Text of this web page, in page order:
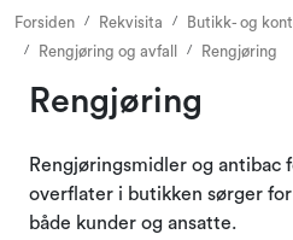
Forsiden Rekvisita
Butikk- og
Rengjøring og avfall
Rengjøring
Rengjøring
Rengjøringsmidler og antibac
overflater i butikken sørger
både kunder og ansatte.
Utemiljø
Rekvisita